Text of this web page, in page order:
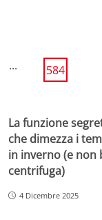
... 584
La funzione
che dimezza i
in inverno (e non
centrifuga)
4 Dicembre 2025